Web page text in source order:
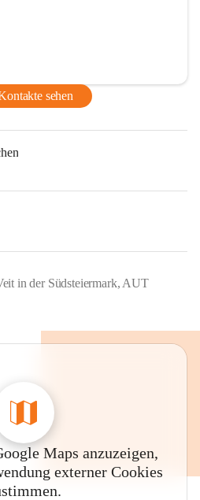
sehen
in der Südsteiermark, AUT
Maps anzuzeigen,
externer Cookies